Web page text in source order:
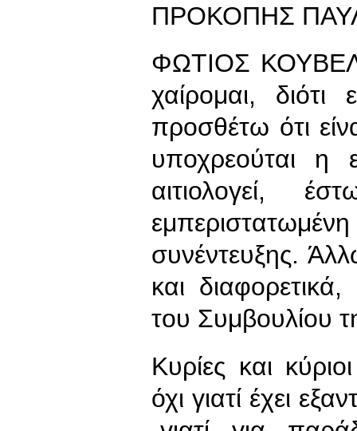
ΠΡΟΚΟΠΗΣ
ΦΩΤΙΟΣ
χαίρομαι, διότι
προσθέτω ότι
υποχρεούται η
αιτιολογεί,
συνέντευξης.
και
του Συμβουλίου
Κυρίες και
όχι γιατί έχει